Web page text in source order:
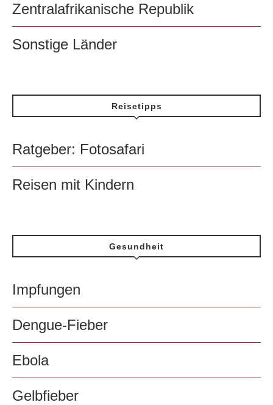
Zentralafrikanische Republik
Sonstige Länder
Reisetipps
Ratgeber: Fotosafari
Reisen mit Kindern
Gesundheit
Impfungen
Dengue-Fieber
Ebola
Gelbfieber